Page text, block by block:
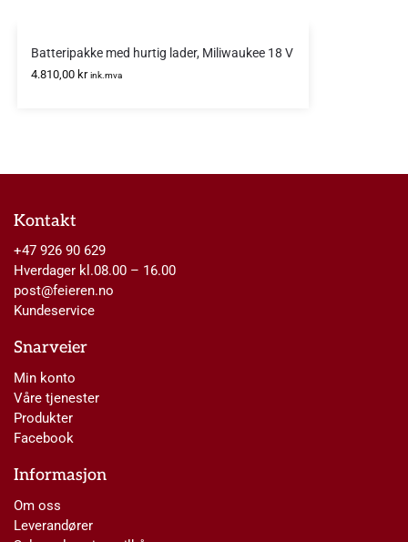
Batteripakke med hurtig lader, Miliwaukee 18 V
4.810,00 kr ink.mva
Kontakt
+47 926 90 629
Hverdager kl.08.00 – 16.00
post@feieren.no
Kundeservice
Snarveier
Min konto
Våre tjenester
Produkter
Facebook
Informasjon
Om oss
Leverandører